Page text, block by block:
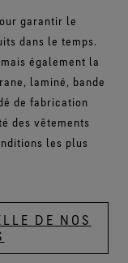
garantir le
dans le temps.
également la
laminé, bande
de fabrication
des vêtements
les plus
DE NOS